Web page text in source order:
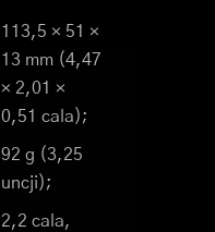
113,5 × 51 ×
13 mm (4,47
× 2,01 ×
0,51 cala);
92 g (3,25
uncji);
2,2 cala,